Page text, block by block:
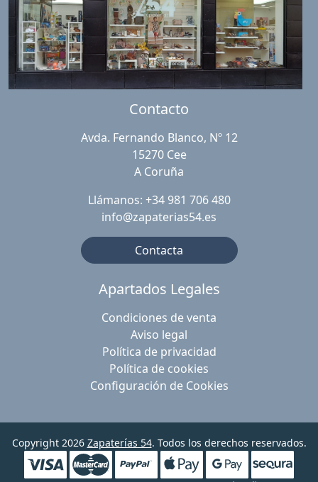
Contacto
Avda. Fernando Blanco, Nº 12
15270 Cee
A Coruña
Llámanos: +34 981 706 480
info@zapaterias54.es
Contacta
Apartados Legales
Condiciones de venta
Aviso legal
Política de privacidad
Política de cookies
Configuración de Cookies
Copyright 2026 Zapaterías 54. Todos los derechos reservados.